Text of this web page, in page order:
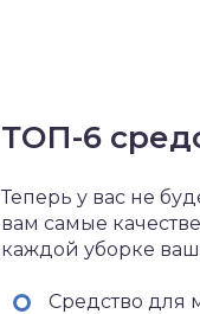
ТОП-6
Теперь у вас не
вам самые
каждой уборке
Средство для